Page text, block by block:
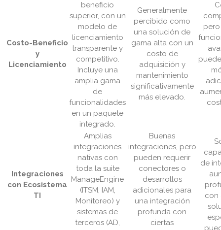
Costo-Beneficio
y
Licenciamiento
beneficio
superior, con un
modelo de
licenciamiento
transparente y
competitivo.
Incluye una
amplia gama
de
funcionalidades
en un paquete
integrado.
Generalmente
percibido como
una solución de
gama alta con un
costo de
adquisición y
mantenimiento
significativamente
más elevado.
Integraciones
con Ecosistema
TI
Amplias
integraciones
nativas con
toda la suite
ManageEngine
(ITSM, IAM,
Monitoreo) y
sistemas de
terceros (AD,
Buenas
integraciones, pero
pueden requerir
conectores o
desarrollos
adicionales para
una integración
profunda con
ciertas
de
con